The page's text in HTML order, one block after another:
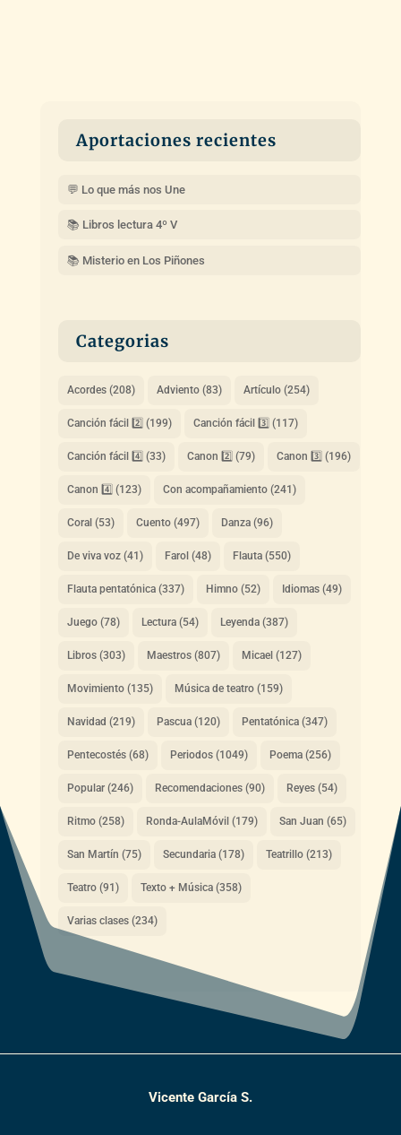
Aportaciones recientes
💬 Lo que más nos Une
📚 Libros lectura 4º V
📚 Misterio en Los Piñones
Categorias
Acordes(208) Adviento(83) Artículo(254)
Canción fácil 2️⃣ (199) Canción fácil 3️⃣ (117)
Canción fácil 4️⃣ (33) Canon 2️⃣ (79) Canon 3️⃣ (196)
Canon 4️⃣ (123) Con acompañamiento(241)
Coral(53) Cuento(497) Danza(96)
De viva voz(41) Farol(48) Flauta(550)
Flauta pentatónica(337) Himno(52) Idiomas(49)
Juego(78) Lectura(54) Leyenda(387)
Libros(303) Maestros(807) Micael(127)
Movimiento(135) Música de teatro(159)
Navidad (219) Pascua(120) Pentatónica(347)
Pentecostés(68) Periodos(1049) Poema(256)
Popular(246) Recomendaciones(90) Reyes(54)
Ritmo(258) Ronda-AulaMóvil(179) San Juan (65)
San Martín (75) Secundaria(178) Teatrillo(213)
Teatro(91) Texto + Música(358)
Varias clases(234)
Vicente García S.